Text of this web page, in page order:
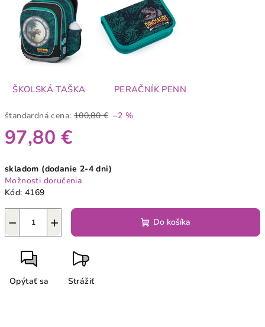
ŠKOLSKÁ TAŠKA PERAČNÍK PENN
štandardná cena: 100,80 € –2 %
97,80 €
cena:
skladom (dodanie 2-4 dni)
Možnosti doručenia
Kód: 4169
+
− Do košíka
Opýtať sa Strážiť